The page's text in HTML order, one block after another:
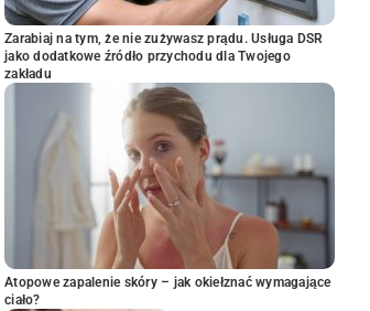
Zarabiaj na tym, że nie zużywasz prądu. Usługa DSR
jako dodatkowe źródło przychodu dla Twojego
zakładu
Atopowe zapalenie skóry – jak okiełznać wymagające
ciało?